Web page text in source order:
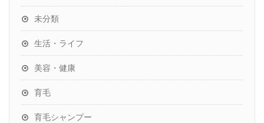
未分類
生活・ライフ
美容・健康
育毛
育毛シャンプー